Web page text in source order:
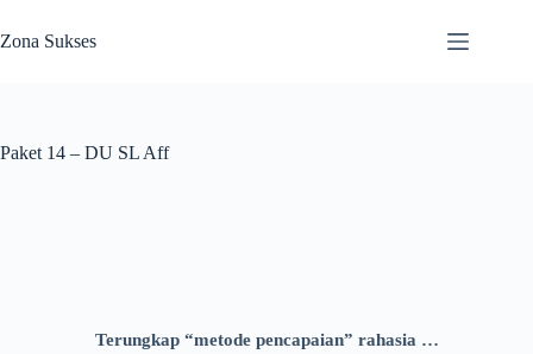
Zona Sukses
Paket 14 – DU SL Aff
Terungkap “metode pencapaian” rahasia …